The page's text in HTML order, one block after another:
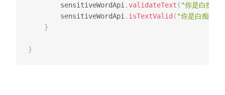
        sensitiveWordApi
.validateText ( "你是白痴吗"
        sensitiveWordApi
. isTextValid ( "你是白痴吗"
}
}